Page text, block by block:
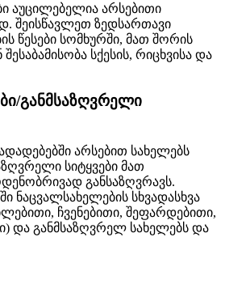
აუცილებელია არსებითი
შეისწავლეთ ზედსართავი
წესები სომხურში, მათ შორის
სქესის, რიცხვისა და
განმსაზღვრელი
არსებით სახელებს
სიტყვები მათ
განსაზღვრავს.
ნაცვალსახელების სხვადასხვა
ჩვენებითი, შეფარდებითი,
და განმსაზღვრელ სახელებს და